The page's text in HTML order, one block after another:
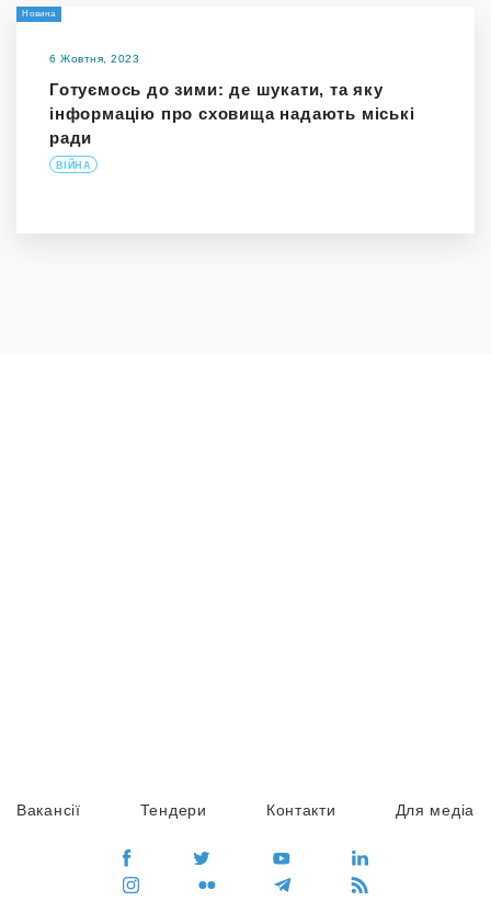
Новина
6 Жовтня, 2023
Готуємось до зими: де шукати, та яку
інформацію про сховища надають міські
ради
ВІЙНА
Вакансії Тендери Контакти Для медіа